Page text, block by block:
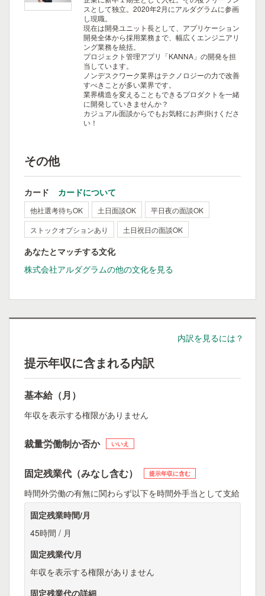
スとして独立。2020年2月にアルダグラムに参画
し現職。
現在は開発ユニット長として、アプリケーション
開発全体から採用業務まで、幅広くエンジニアリ
ング業務を統括。
プロジェクト管理アプリ「KANNA」の開発を担
当しています。
ノンデスクワーク業界はテクノロジーの力で改善
すべきことが多い業界です。
業界構造を変えることもできるプロダクトを一緒
に開発していきませんか？
カジュアル面談からでもお気軽にお声掛けくださ
い！
その他
カード カードについて
他社選考待ちOK 土日面談OK
平日夜の面談OK
ストックオプションあり
土日祝日の面談OK
あなたとマッチする文化
株式会社アルダグラムの他の文化を見る
内訳を見るには？
提示年収に含まれる内訳
基本給（月）
年収を表示する権限がありません
裁量労働制か否か いいえ
固定残業代（みなし含む） 提示年収に含む
時間外労働の有無に関わらず以下を時間外手当として支給
固定残業時間/月
45時間 / 月
固定残業代/月
年収を表示する権限がありません
固定残業代の詳細